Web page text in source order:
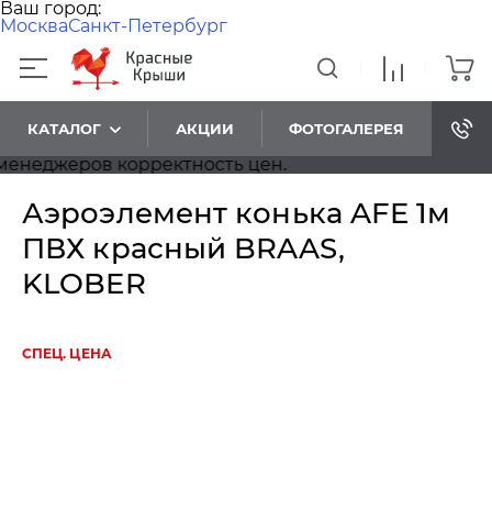
Ваш город:
МоскваСанкт-Петербург
КАТАЛОГ АКЦИИ ФОТОГАЛЕРЕЯ
корректность цен.
Аэроэлемент конька AFE 1м
ПВХ красный BRAAS,
KLOBER
СПЕЦ. ЦЕНА